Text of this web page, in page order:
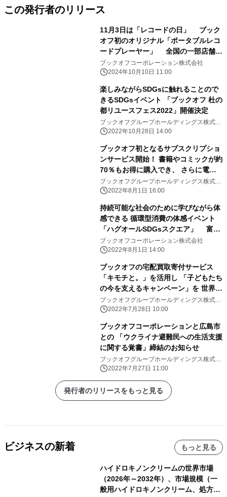
この発行者のリリース
11月3日は「レコードの日」 ブック
オフ初のオリジナル「ポータブルレコ
ードプレーヤー」 全国の一部店舗で
2024年11月3日に販売決定(数量限定)
ブックオフコーポレーション株式会社
2024年10月10日 11:00
楽しみながらSDGsに触れることので
きるSDGsイベント 「ブックオフ 杜の
都リユースフェス2022」開催決定
ブックオフグループホールディングス株式会
社 2022年10月28日 14:00
ブックオフ初となるサブスクリプショ
ンサービス開始！ 書籍やコミックが約
70％もお得に購入でき、 さらに電子
雑誌も読み放題 「ブックチケット」
サービスを 大幅リニューアルし2022
ブックオフグループホールディングス株式会
社 2022年8月1日 16:00
持続可能な社会のために学びながら体
感できる 循環型消費の体感イベント
「ハグオールSDGsスクエア」 富山
大和で2022年8月10日(水)～15日(月)
に開催
ブックオフコーポレーション株式会社
2022年8月1日 14:00
ブックオフの宅配買取寄付サービス
「キモチと。」を活用し 「子どもたち
の今を支えるキャンペーン」を 世界自
殺予防デーに合わせて8月1日～9月11
日まで実施
ブックオフグループホールディングス株式会
社 2022年7月28日 10:00
ブックオフコーポレーションと広島市
との 「ウクライナ避難民への生活支援
に関する覚書」締結のお知らせ
ブックオフグループホールディングス株式会
社 2022年7月27日 11:00
発行者のリリースをもっと見る
ビジネスの新着 もっと見る
ハイドロキノンクリームの世界市場
（2026年～2032年）、市場規模（一
般用ハイドロキノンクリーム、処方用